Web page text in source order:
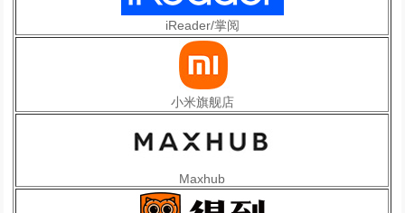
iReader/掌阅
小米旗舰店
Maxhub